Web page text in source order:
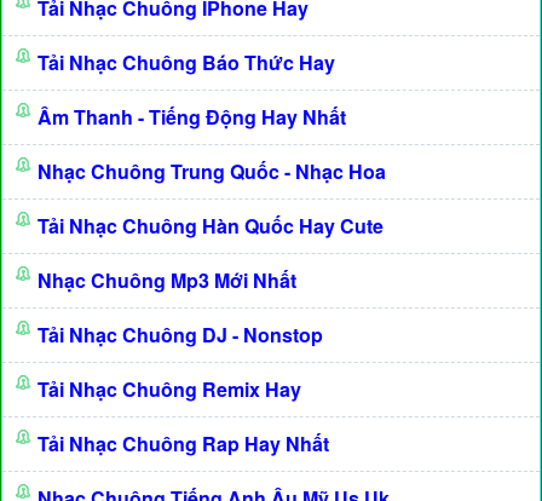
Tải Nhạc Chuông IPhone Hay
Tải Nhạc Chuông Báo Thức Hay
Âm Thanh - Tiếng Động Hay Nhất
Nhạc Chuông Trung Quốc - Nhạc Hoa
Tải Nhạc Chuông Hàn Quốc Hay Cute
Nhạc Chuông Mp3 Mới Nhất
Tải Nhạc Chuông DJ - Nonstop
Tải Nhạc Chuông Remix Hay
Tải Nhạc Chuông Rap Hay Nhất